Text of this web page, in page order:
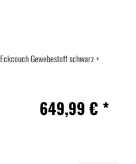
Gewebestoff schwarz +
649,99 € *